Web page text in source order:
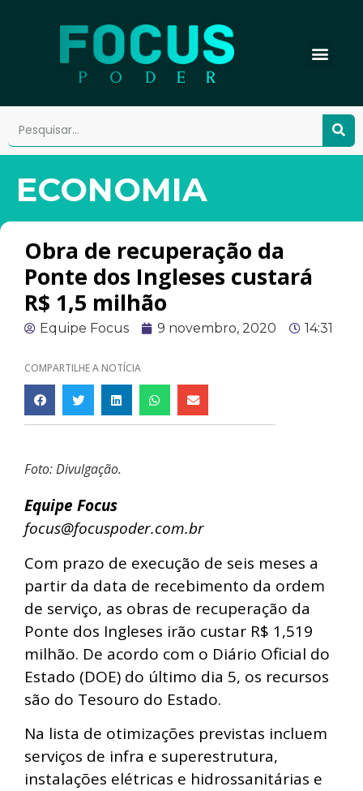
ECONOMIA
Obra de recuperação da
Ponte dos Ingleses custará
R$ 1,5 milhão
Equipe Focus 9 novembro, 2020 14:31
COMPARTILHE A NOTÍCIA
Foto: Divulgação.
Equipe Focus
focus@focuspoder.com.br
Com prazo de execução de seis meses a
partir da data de recebimento da ordem
de serviço, as obras de recuperação da
Ponte dos Ingleses irão custar R$ 1,519
milhão. De acordo com o Diário Oficial do
Estado (DOE) do último dia 5, os recursos
são do Tesouro do Estado.
Na lista de otimizações previstas incluem
serviços de infra e superestrutura,
instalações elétricas e hidrossanitárias e